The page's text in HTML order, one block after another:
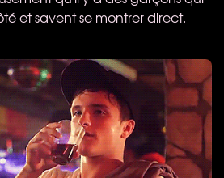
et savent se montrer direct.